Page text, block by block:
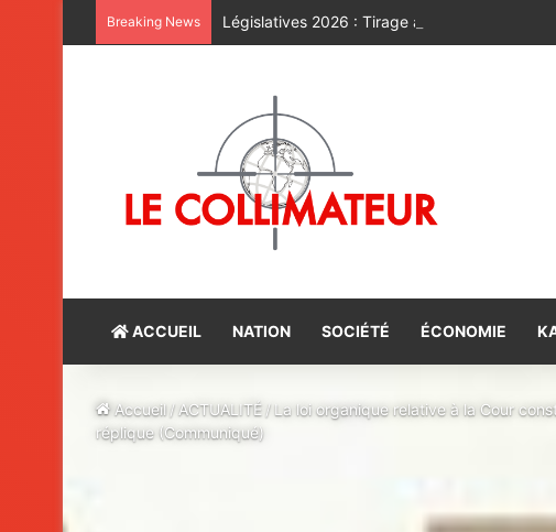
Breaking News Législatives 2026 : Tirage au sort de la grille
ACCUEIL NATION SOCIÉTÉ ÉCONOMIE
Accueil/ACTUALITÉ /La loi organique relative à la Cour
réplique (Communiqué)